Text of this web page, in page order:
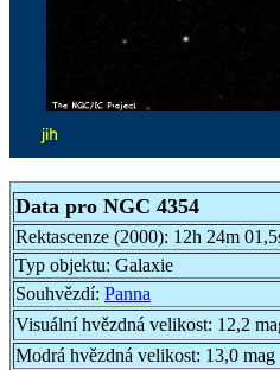
Data pro NGC 4354
Rektascenze (2000): 12h 24m
Typ objektu: Galaxie
Souhvězdí: Panna
Visuální hvězdná velikost: 12,2
Modrá hvězdná velikost: 13,0 mag